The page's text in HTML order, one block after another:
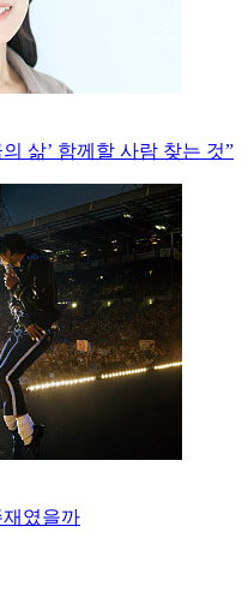
삶’ 함께할 사람 찾는 것”
였을까